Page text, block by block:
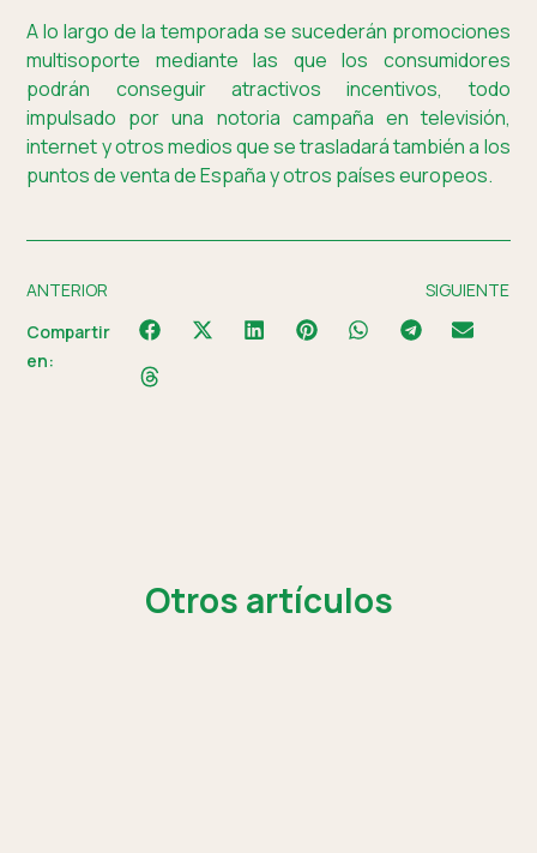
A lo largo de la temporada se sucederán promociones
multisoporte mediante las que los consumidores
podrán conseguir atractivos incentivos, todo
impulsado por una notoria campaña en televisión,
internet y otros medios que se trasladará también a los
puntos de venta de España y otros países europeos.
ANTERIOR
SIGUIENTE
Compartir
en:
Otros artículos